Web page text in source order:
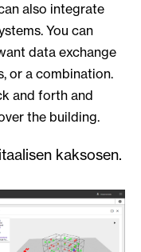
also integrate
You can
data exchange
or a combination.
and forth and
the building.
kaksosen.